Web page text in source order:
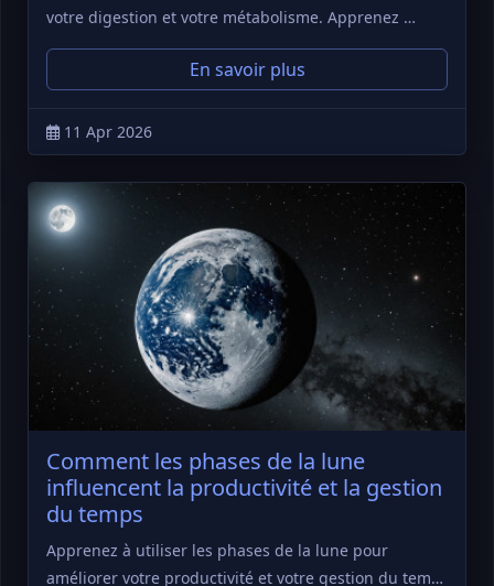
votre digestion et votre métabolisme. Apprenez …
En savoir plus
11 Apr 2026
Comment les phases de la lune
influencent la productivité et la gestion
du temps
Apprenez à utiliser les phases de la lune pour
améliorer votre productivité et votre gestion du tem…